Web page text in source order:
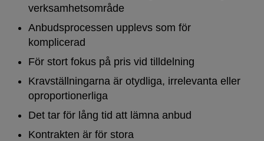
verksamhetsområde
Anbudsprocessen upplevs som för
komplicerad
För stort fokus på pris vid tilldelning
Kravställningarna är otydliga, irrelevanta eller
oproportionerliga
Det tar för lång tid att lämna anbud
Kontrakten är för stora